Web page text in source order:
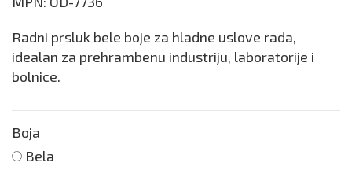
Radni prsluk bele boje za hladne uslove rada,
idealan za prehrambenu industriju, laboratorije i
bolnice.
Boja
Bela